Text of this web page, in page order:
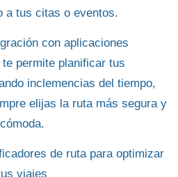
a tus citas o eventos.
con aplicaciones
te permite planificar tus
inclemencias del tiempo,
elijas la ruta más segura y
cómoda.